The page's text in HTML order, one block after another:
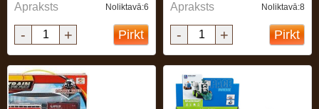
Apraksts Noliktavā:6
- + Pirkt
Apraksts Noliktavā:8
- + Pirkt